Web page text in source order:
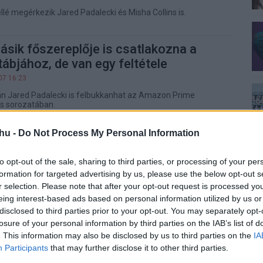
- Do Not Process My Personal Information
opt-out of the sale, sharing to third parties, or processing of your
for targeted advertising by us, please use the below opt-out
selection. Please note that after your opt-out request is processed
interest-based ads based on personal information utilized by us
to third parties prior to your opt-out. You may separately
of your personal information by third parties on the IAB’s list of
This information may also be disclosed by us to third parties on the
Participants that may further disclose it to other third parties.
megérkezik Jared Padalecki és Misha Collins is.
főszereplője is csatlakozna a
de van egy feltétele
16:23
Jared Padalecki is felbukkanhat az Amazon Prime
sorozatában.
a The Boys sztárja nagyon
11:03
nagyon máshogy nézhetne ki, ha a szereposztók
ajánlatát.
meg Homelander és Soldier
a The Boys 3. évadában